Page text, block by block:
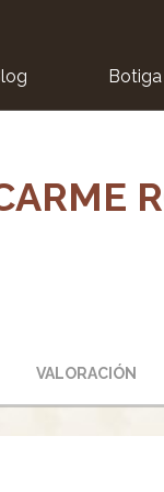
Botiga
VALORACIÓN